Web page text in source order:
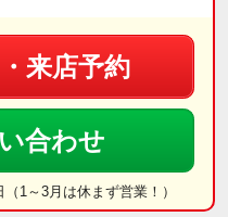
来店予約
合わせ
1～3月は休まず営業！）